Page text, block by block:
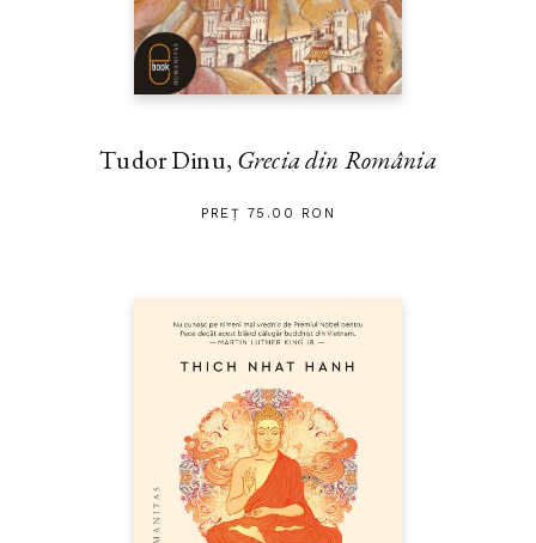
Tudor Dinu, Grecia din România
PREȚ 75.00 RON